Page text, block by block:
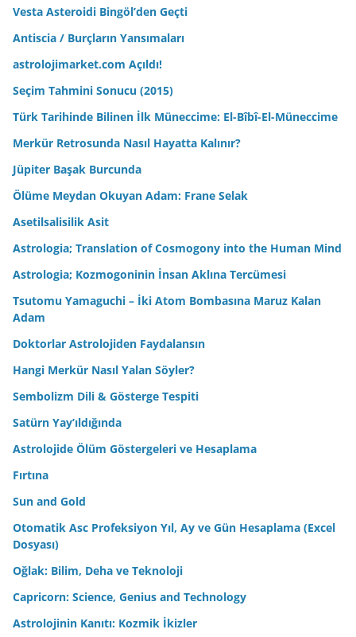
Vesta Asteroidi Bingöl’den Geçti
Antiscia / Burçların Yansımaları
astrolojimarket.com Açıldı!
Seçim Tahmini Sonucu (2015)
Türk Tarihinde Bilinen İlk Müneccime: El-Bîbî-El-Müneccime
Merkür Retrosunda Nasıl Hayatta Kalınır?
Jüpiter Başak Burcunda
Ölüme Meydan Okuyan Adam: Frane Selak
Asetilsalisilik Asit
Astrologia; Translation of Cosmogony into the Human Mind
Astrologia; Kozmogoninin İnsan Aklına Tercümesi
Tsutomu Yamaguchi – İki Atom Bombasına Maruz Kalan
Adam
Doktorlar Astrolojiden Faydalansın
Hangi Merkür Nasıl Yalan Söyler?
Sembolizm Dili & Gösterge Tespiti
Satürn Yay’ıldığında
Astrolojide Ölüm Göstergeleri ve Hesaplama
Fırtına
Sun and Gold
Otomatik Asc Profeksiyon Yıl, Ay ve Gün Hesaplama (Excel
Dosyası)
Oğlak: Bilim, Deha ve Teknoloji
Capricorn: Science, Genius and Technology
Astrolojinin Kanıtı: Kozmik İkizler